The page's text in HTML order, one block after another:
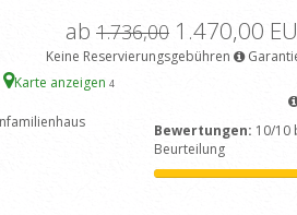
ab 1.736,00 1.470,00
Keine Reservierungsgebühren
Karte anzeigen 4
Bewertungen: 10/10
Beurteilung